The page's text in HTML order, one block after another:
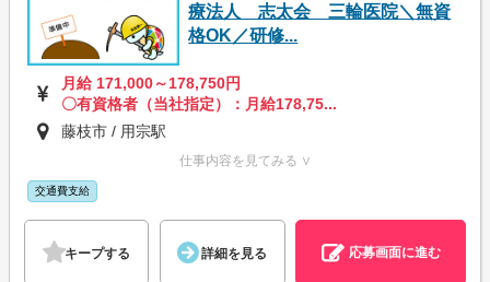
療法人 志太会 三輪医院＼無資
格OK／研修...
月給 171,000～178,750円
〇有資格者（当社指定）：月給178,75...
藤枝市 / 用宗駅
仕事内容を見てみる ∨
交通費支給
キープする 詳細を見る 応募画面に進む